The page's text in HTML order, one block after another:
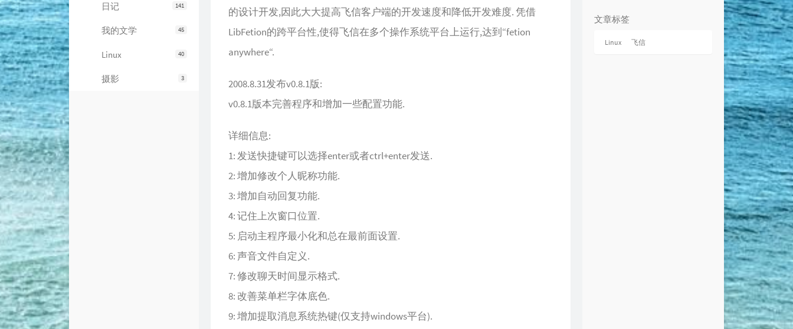
141
日记
45
我的文学
40
Linux
3
摄影
的设计开发,因此大大提高飞信客户端的开发速度和降低开发难度. 凭借
LibFetion的跨平台性,使得飞信在多个操作系统平台上运行,达到“fetion
anywhere“.
2008.8.31发布v0.8.1版:
v0.8.1版本完善程序和增加一些配置功能.
详细信息:
1: 发送快捷键可以选择enter或者ctrl+enter发送.
2: 增加修改个人昵称功能.
3: 增加自动回复功能.
4: 记住上次窗口位置.
5: 启动主程序最小化和总在最前面设置.
6: 声音文件自定义.
7: 修改聊天时间显示格式.
8: 改善菜单栏字体底色.
9: 增加提取消息系统热键(仅支持windows平台).
文章标签
Linux 飞信